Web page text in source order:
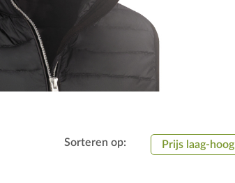
Sorteren op: Prijs laag-hoog